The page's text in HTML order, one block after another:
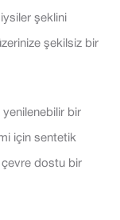
şeklini
şekilsiz bir
bir
için sentetik
çevre dostu bir